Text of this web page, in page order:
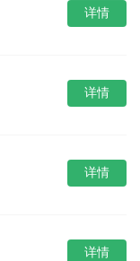
详情
详情
详情
详情